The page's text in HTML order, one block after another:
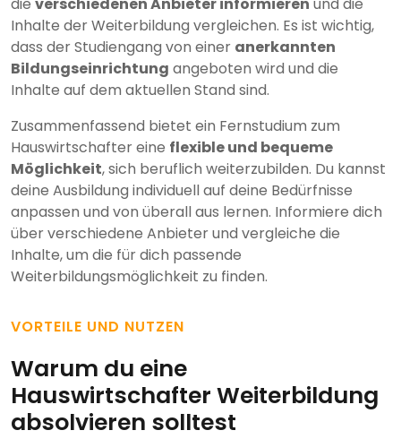
Inhalte der Weiterbildung vergleichen. Es ist wichtig,
dass der Studiengang von einer anerkannten
Bildungseinrichtung angeboten wird und die
Inhalte auf dem aktuellen Stand sind.
Zusammenfassend bietet ein Fernstudium zum
Hauswirtschafter eine flexible und bequeme
Möglichkeit, sich beruflich weiterzubilden. Du kannst
deine Ausbildung individuell auf deine Bedürfnisse
anpassen und von überall aus lernen. Informiere dich
über verschiedene Anbieter und vergleiche die
Inhalte, um die für dich passende
Weiterbildungsmöglichkeit zu finden.
VORTEILE UND NUTZEN
Warum du eine
Hauswirtschafter Weiterbildung
absolvieren solltest